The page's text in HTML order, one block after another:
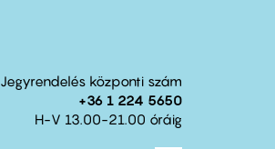
Jegyrendelés központi szám
+36 1 224 5650
H-V 13.00-21.00 óráig